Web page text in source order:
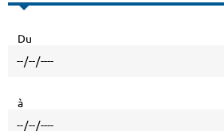
Du
à